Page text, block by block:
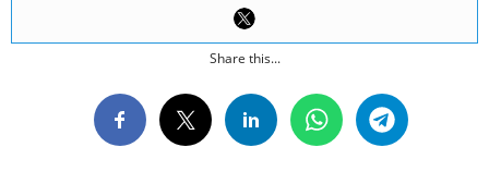
Share this...